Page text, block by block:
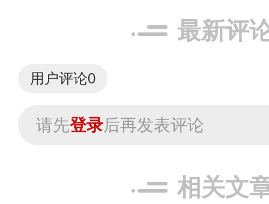
最新评
用户评论0
请先登录后再发表评论
相关文